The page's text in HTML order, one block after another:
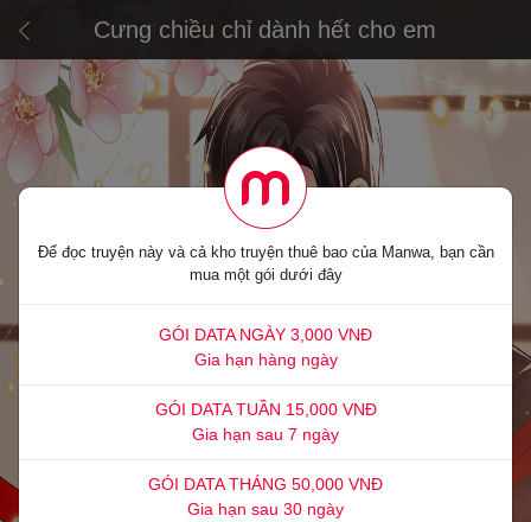
Cưng chiều chỉ dành hết cho em
Để đọc truyện này và cả kho truyện thuê bao của Manwa, bạn cần
mua một gói dưới đây
GÓI DATA NGÀY 3,000 VNĐ
Gia hạn hàng ngày
GÓI DATA TUẦN 15,000 VNĐ
Gia hạn sau 7 ngày
GÓI DATA THÁNG 50,000 VNĐ
Gia hạn sau 30 ngày